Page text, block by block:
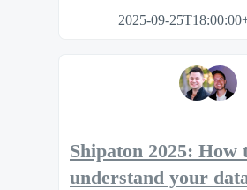
2025-09-
Shipaton 2025: How
understand your